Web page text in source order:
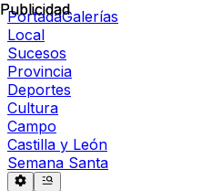
PortadaGalerías
Local
Sucesos
Provincia
Deportes
Cultura
Campo
Castilla y León
Semana Santa
Publicidad
Publicidad